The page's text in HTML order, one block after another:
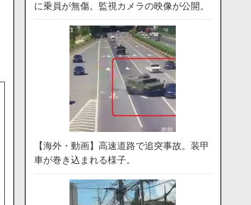
に乗員が無傷。監視カメラの映像が公開。
【海外・動画】高速道路で追突事故。装甲
車が巻き込まれる様子。